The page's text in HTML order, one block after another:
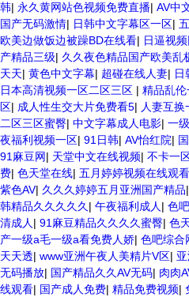
韩| 永久黄网站色视频免费直播| AV中
国产无码激情| 日韩中文字幕区一区|
欧美边做饭边被躁BD在线看| 日逼视
产精品三级| 久久夜色精品国产欧美乱
天天| 黄色中文字幕| 超碰在线人妻| 日
日本高清视频一区二区三区 | 精品乱
区| 成人性生交大片免费看5| 人妻互
二区三区蜜臀| 中文字幕成人电影| 一
夜福利视频一区| 91日韩| AV怡红院|
91麻豆网| 天堂中文在线视频| 不卡一
费| 色天堂在线| 五月婷婷视频在线观看
紫色AV| 久久久婷婷五月亚洲国产精品|
韩精品久久久久久 | 午夜福利成人 | 色
清成人 | 91麻豆精品久久久久蜜臀| 色
产一级a毛一级a看免费人娇| 色吧综合
天天透| www亚洲午夜人美精片V区|
无码播放| 国产精品久久AV无码| 肉肉
线观看| 国产成人免费| 精品免费视频|